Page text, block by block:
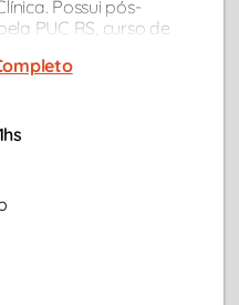
Possui pós-
PUC RS, curso de